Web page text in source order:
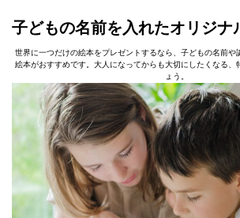
子どもの名前を入れたオリジナ
世界に一つだけの絵本をプレゼントするなら、子どもの名前や
絵本がおすすめです。大人になってからも大切にしたくなる、
ょう。